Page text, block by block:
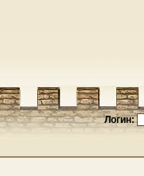
Логин: